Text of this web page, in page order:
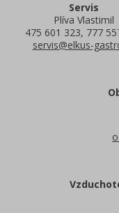
Servis
Plíva Vlastimil
475 601 323, 777
servis@elkus-